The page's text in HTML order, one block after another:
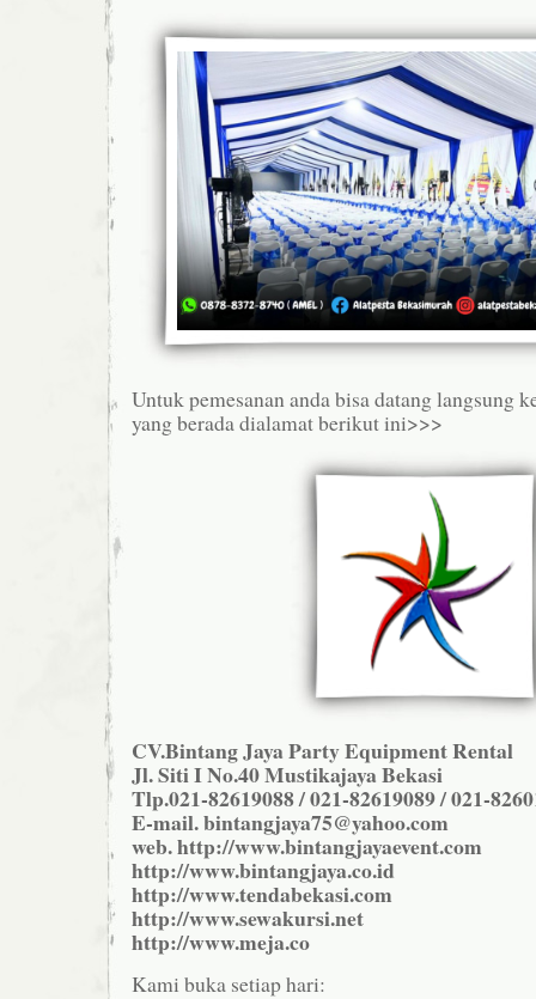
Untuk pemesanan anda bisa datang langsung
yang berada dialamat berikut ini>>>
CV.Bintang Jaya Party Equipment Rental
Jl. Siti I No.40 Mustikajaya Bekasi
Tlp.021-82619088 / 021-82619089 / 021-
E-mail. bintangjaya75@yahoo.com
web. http://www.bintangjayaevent.com
http://www.bintangjaya.co.id
http://www.tendabekasi.com
http://www.sewakursi.net
http://www.meja.co
Kami buka setiap hari: